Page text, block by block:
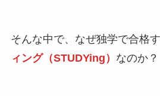
そんな中で、なぜ独学で合格す
ィング（STUDYing） なのか？